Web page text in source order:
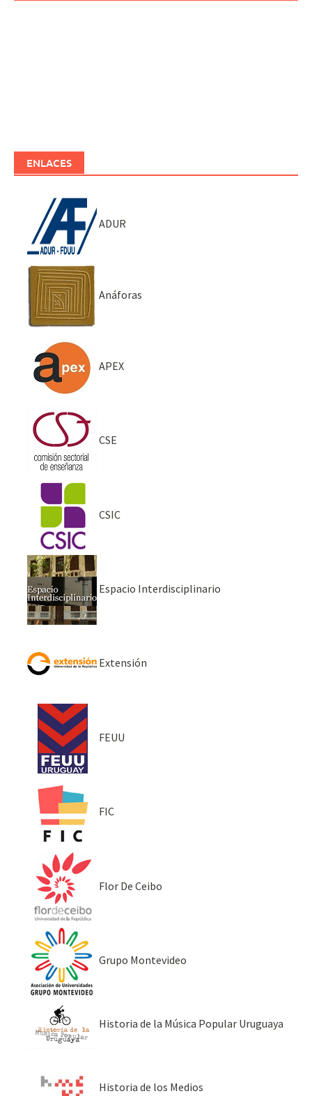
ENLACES
ADUR
Anáforas
APEX
CSE
CSIC
Espacio Interdisciplinario
Extensión
FEUU
FIC
Flor De Ceibo
Grupo Montevideo
Historia de la Música Popular Uruguaya
Historia de los Medios